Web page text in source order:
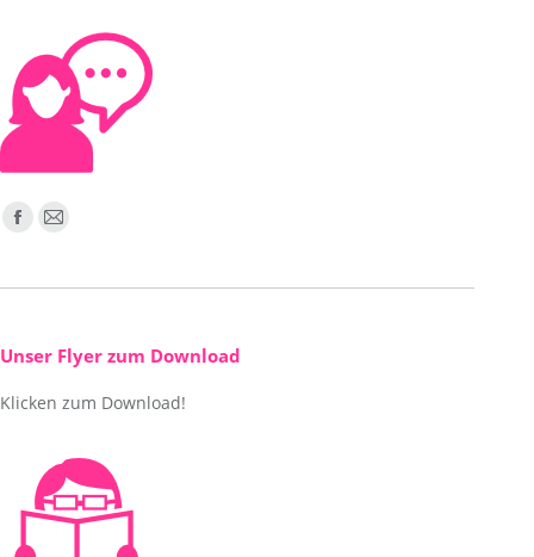
Finden Sie uns auf:
Facebook
opens
new
E-
page
in
window
Unser Flyer zum Download
Klicken zum Download!